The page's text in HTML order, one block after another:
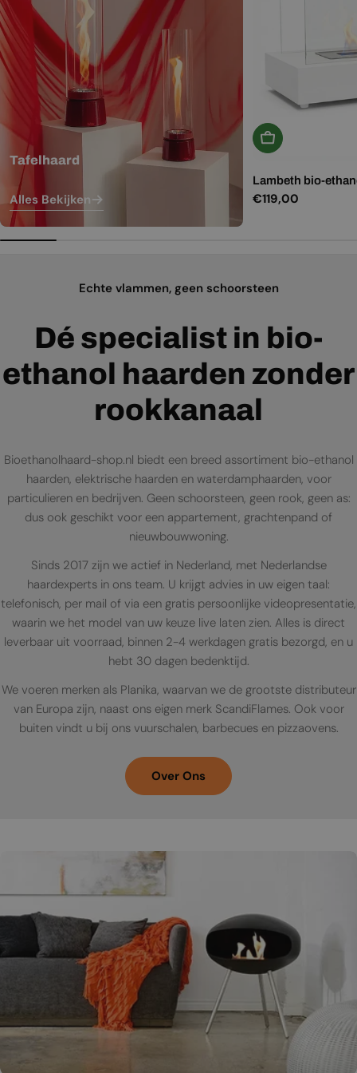
Tafelhaard
Alles Bekijken
In Winkelwagen
Lambeth bio-
Normale
€119,00
Echte vlammen, geen schoorsteen
Dé specialist in bio-
ethanol haarden zonder
rookkanaal
Bioethanolhaard-shop.nl biedt een breed assortiment bio-ethanol
haarden, elektrische haarden en waterdamphaarden, voor
particulieren en bedrijven. Geen schoorsteen, geen rook, geen as:
dus ook geschikt voor een appartement, grachtenpand of
nieuwbouwwoning.
Sinds 2017 zijn we actief in Nederland, met Nederlandse
haardexperts in ons team. U krijgt advies in uw eigen taal:
telefonisch, per mail of via een gratis persoonlijke videopresentatie,
waarin we het model van uw keuze live laten zien. Alles is direct
leverbaar uit voorraad, binnen 2-4 werkdagen gratis bezorgd, en u
hebt 30 dagen bedenktijd.
We voeren merken als Planika, waarvan we de grootste distributeur
van Europa zijn, naast ons eigen merk ScandiFlames. Ook voor
buiten vindt u bij ons vuurschalen, barbecues en pizzaovens.
Over Ons